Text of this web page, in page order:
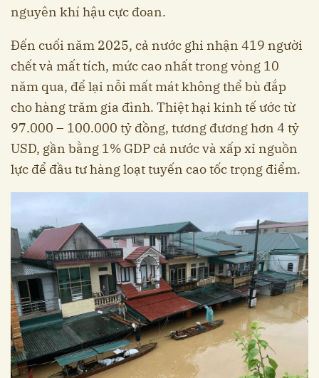
nguyên khí hậu cực đoan.
Đến cuối năm 2025, cả nước ghi nhận 419 người
chết và mất tích, mức cao nhất trong vòng 10
năm qua, để lại nỗi mất mát không thể bù đắp
cho hàng trăm gia đình. Thiệt hại kinh tế ước từ
97.000 – 100.000 tỷ đồng, tương đương hơn 4 tỷ
USD, gần bằng 1% GDP cả nước và xấp xỉ nguồn
lực để đầu tư hàng loạt tuyến cao tốc trọng điểm.